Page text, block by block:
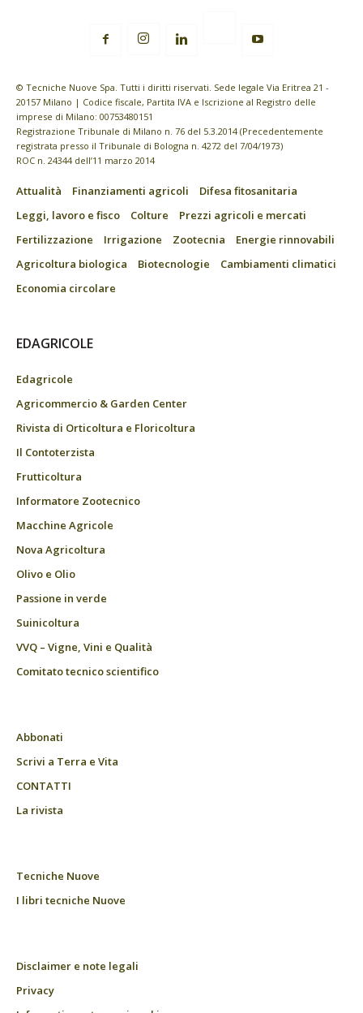
© Tecniche Nuove Spa. Tutti i diritti riservati. Sede legale Via Eritrea 21 -
20157 Milano | Codice fiscale, Partita IVA e Iscrizione al Registro delle
imprese di Milano: 00753480151
Registrazione Tribunale di Milano n. 76 del 5.3.2014 (Precedentemente
registrata presso il Tribunale di Bologna n. 4272 del 7/04/1973)
ROC n. 24344 dell’11 marzo 2014
Attualità Finanziamenti agricoli
Difesa fitosanitaria
Leggi, lavoro e fisco
Colture
Prezzi agricoli e mercati
Fertilizzazione
Irrigazione Zootecnia
Energie rinnovabili
Agricoltura biologica
Biotecnologie
Cambiamenti climatici
Economia circolare
EDAGRICOLE
Edagricole
Agricommercio & Garden Center
Rivista di Orticoltura e Floricoltura
Il Contoterzista
Frutticoltura
Informatore Zootecnico
Macchine Agricole
Nova Agricoltura
Olivo e Olio
Passione in verde
Suinicoltura
VVQ – Vigne, Vini e Qualità
Comitato tecnico scientifico
Abbonati
Scrivi a Terra e Vita
CONTATTI
La rivista
Tecniche Nuove
I libri tecniche Nuove
Disclaimer e note legali
Privacy